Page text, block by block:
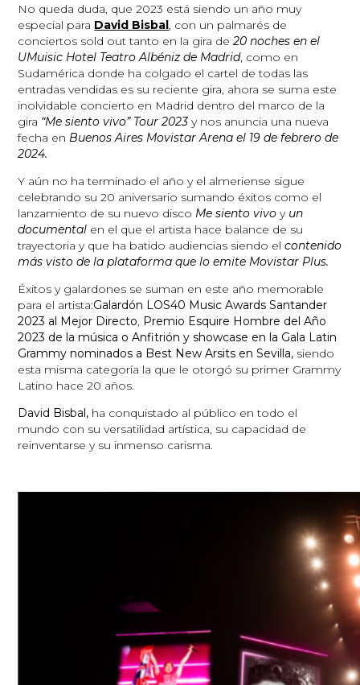
No queda duda, que 2023 está siendo un año muy
especial para David Bisbal , con un palmarés de
conciertos sold out tanto en la gira de20 noches en el
UMuisic Hotel Teatro Albénizde Madrid, como en
Sudamérica donde ha colgado el cartel de todas las
entradas vendidas es su reciente gira, ahora se suma este
inolvidable concierto en Madrid dentro del marco de la
gira “Me siento vivo” Tour 2023y nos anuncia una nueva
fecha en Buenos Aires Movistar Arena el 19 de febrero de
2024.
Y aún no ha terminado el año y el almeriense sigue
celebrando su 20 aniversario sumando éxitos como el
lanzamiento de su nuevo disco Me siento vivo y un
documental en el que el artista hace balance de su
trayectoria y que ha batido audiencias siendo elcontenido
más visto de la plataforma que lo emite Movistar Plus.
Éxitos y galardones se suman en este año memorable
para el artista:Galardón LOS40 Music Awards Santander
2023 al Mejor Directo Premio Esquire Hombre del Año
2023 de la música o Anfitrión y showcase en la Gala Latin
Grammy nominados a Best New Arsits en Sevilla, siendo
esta misma categoría la que le otorgó su primer Grammy
Latino hace 20 años.
David Bisbal, ha conquistado al público en todo el
mundo con su versatilidad artística, su capacidad de
reinventarse y su inmenso carisma.